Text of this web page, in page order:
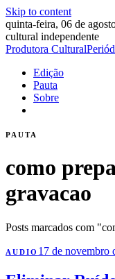
Skip to content
quinta-feira, 06 de
cultural independente
Produtora Cultural
Edição
Pauta
Sobre
PAUTA
como
gravacao
Posts marcados com
AUDIO 17 de novembro